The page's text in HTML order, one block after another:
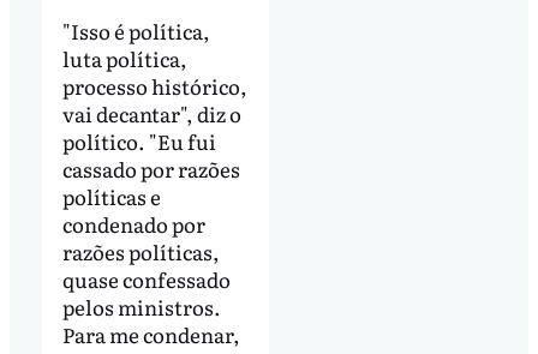
"Isso é política,
luta política,
processo histórico,
vai decantar", diz o
político. "Eu fui
cassado por razões
políticas e
condenado por
razões políticas,
quase confessado
pelos ministros.
Para me condenar,